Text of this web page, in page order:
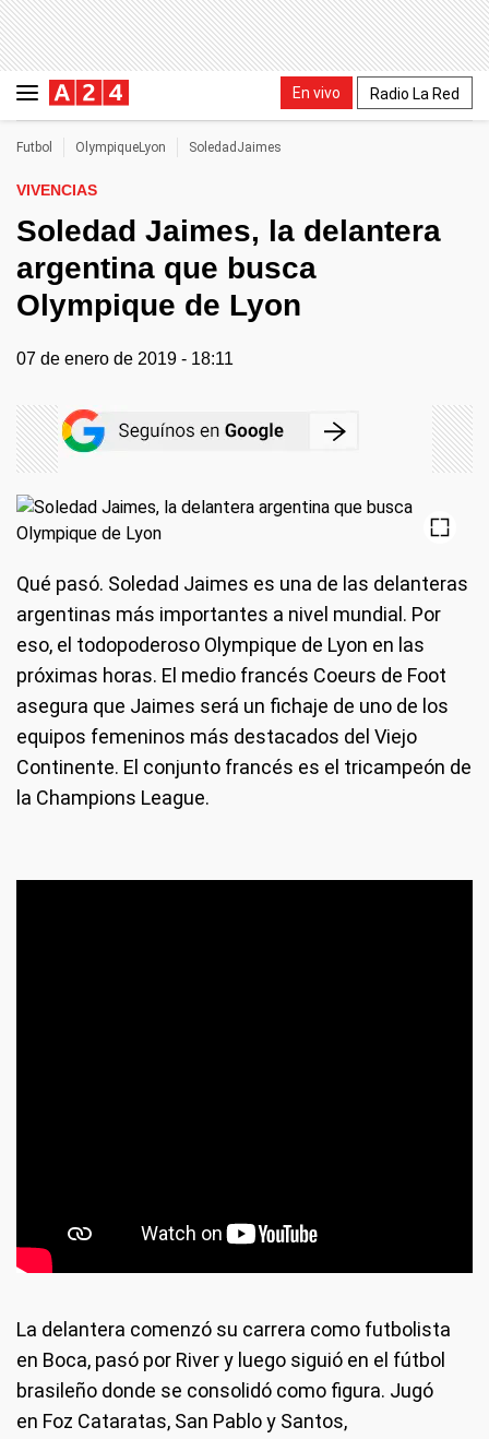
En vivo Radio La Red
Futbol OlympiqueLyon SoledadJaimes
VIVENCIAS
Soledad Jaimes, la delantera
argentina que busca
Olympique de Lyon
07 de enero de 2019 - 18:11
Qué pasó. Soledad Jaimes es una de las delanteras
argentinas más importantes a nivel mundial. Por
eso, el todopoderoso Olympique de Lyon en las
próximas horas. El medio francés Coeurs de Foot
asegura que Jaimes será un fichaje de uno de los
equipos femeninos más destacados del Viejo
Continente. El conjunto francés es el tricampeón de
la Champions League.
La delantera comenzó su carrera como futbolista
en Boca, pasó por River y luego siguió en el fútbol
brasileño donde se consolidó como figura. Jugó
en Foz Cataratas, San Pablo y Santos,